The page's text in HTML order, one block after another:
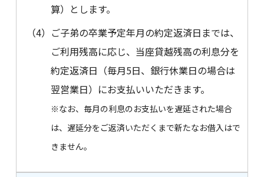
算）とします。
（4） ご子弟の卒業予定年月の約定返済日までは、
ご利用残高に応じ、当座貸越残高の利息分を
約定返済日（毎月5日、銀行休業日の場合は
翌営業日）にお支払いいただきます。
※なお、毎月の利息のお支払いを遅延された場合
は、遅延分をご返済いただくまで新たなお借入はで
きません。